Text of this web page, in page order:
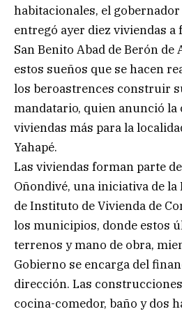
habitacionales, el gobernador
entregó ayer diez viviendas
San Benito Abad de Berón de
estos sueños que se hacen
los beroastrences construir
mandatario, quien anunció
viviendas más para la
Yahapé.
Las viviendas forman parte
Oñondivé, una iniciativa de la
de Instituto de Vivienda de
los municipios, donde estos
terrenos y mano de obra,
Gobierno se encarga del
dirección. Las
cocina-comedor, baño y dos